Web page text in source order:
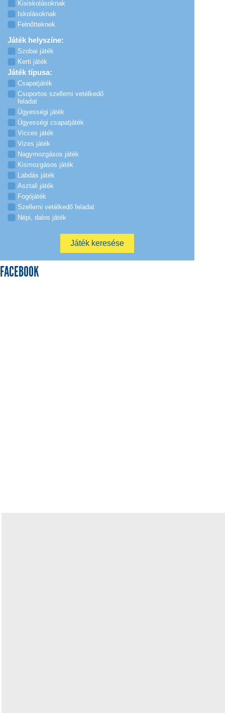
Kisiskolásoknak
Iskolásoknak
Felnőtteknek
Játék helyszíne:
Szobai játék
Kerti játék
Játék típusa:
Csapatjáték
Csoportos szellemi vetélkedő
feladat
Ügyességi játék
Ügyességi csapatjáték
Vicces játék
Vizes játék
Nagymozgásos játék
Kismozgásos játék
Labdás játék
Asztali játék
Fogójáték
Szellemi vetélkedő feladat
Népi, dalos játék
FACEBOOK